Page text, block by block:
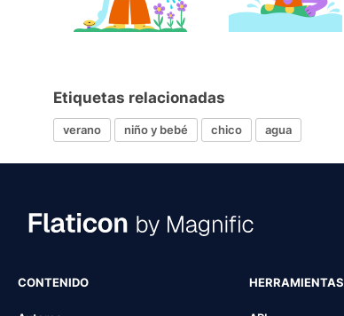
Etiquetas relacionadas
verano niño y bebé chico agua
CONTENIDO HERRAMIENTAS